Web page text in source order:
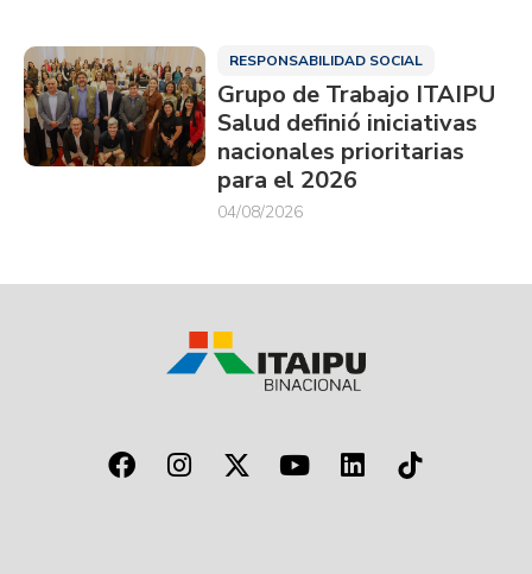
RESPONSABILIDAD SOCIAL
Grupo de Trabajo ITAIPU
Salud definió iniciativas
nacionales prioritarias
para el 2026
04/08/2026